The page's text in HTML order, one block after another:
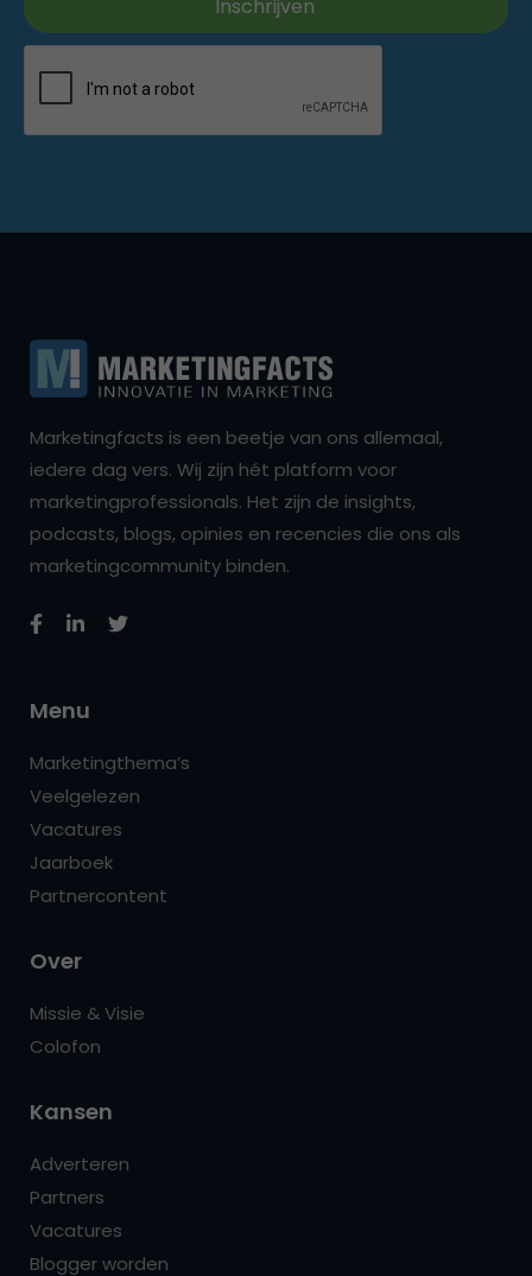
Marketingfacts is een beetje van ons allemaal,
iedere dag vers. Wij zijn hét platform voor
marketingprofessionals. Het zijn de insights,
podcasts, blogs, opinies en recencies die ons als
marketingcommunity binden.
Menu
Marketingthema’s
Veelgelezen
Vacatures
Jaarboek
Partnercontent
Over
Missie & Visie
Colofon
Kansen
Adverteren
Partners
Vacatures
Blogger worden